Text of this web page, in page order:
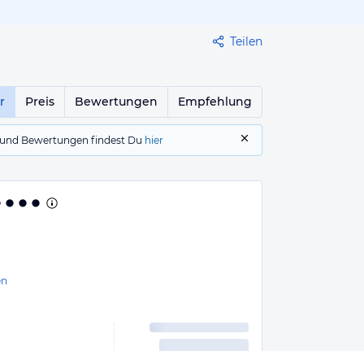
Teilen
Preis Bewertungen Empfehlung
Bewertungen findest Du hier